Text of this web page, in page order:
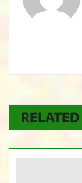
RELATED